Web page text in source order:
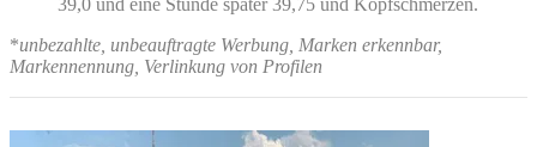
*unbezahlte, unbeauftragte Werbung, Marken erkennbar,
Markennennung, Verlinkung von Profilen